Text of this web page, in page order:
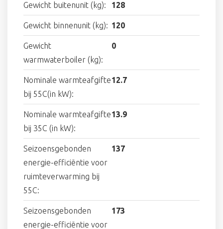
Gewicht buitenunit (kg): 128
Gewicht binnenunit (kg): 120
Gewicht
warmwaterboiler (kg):
0
Nominale warmteafgifte
bij 55C(in kW):
12.7
Nominale warmteafgifte
bij 35C (in kW):
13.9
Seizoensgebonden
energie-efficiëntie voor
ruimteverwarming bij
55C:
137
Seizoensgebonden
energie-efficiëntie voor
173